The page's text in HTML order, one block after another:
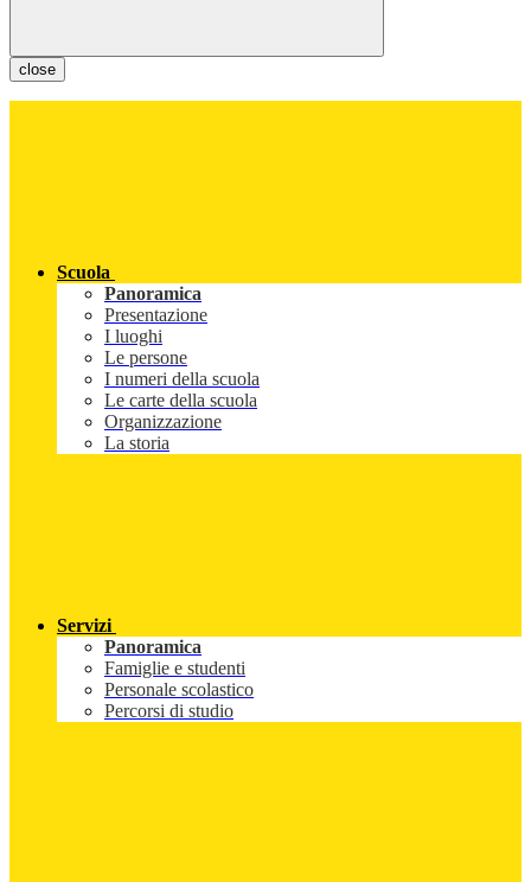
close
Scuola
Panoramica
Presentazione
I luoghi
Le persone
I numeri della scuola
Le carte della scuola
Organizzazione
La storia
Servizi
Panoramica
Famiglie e studenti
Personale scolastico
Percorsi di studio